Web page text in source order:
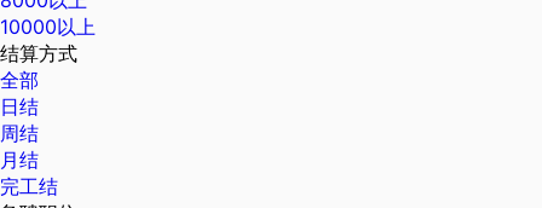
10000以上
结算方式
全部
日结
周结
月结
完工结